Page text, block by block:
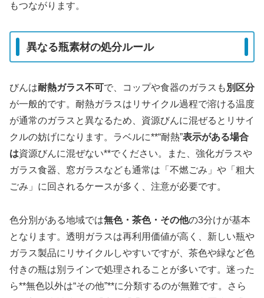
もつながります。
異なる瓶素材の処分ルール
びんは耐熱ガラス不可で、コップや食器のガラスも 別区分
が一般的です。耐熱ガラスはリサイクル過程で溶ける温度
が通常のガラスと異なるため、資源びんに混ぜるとリサイ
クルの妨げになります。ラベルに**“耐熱”表示がある場合
は資源びんに混ぜない**でください。また、強化ガラスや
ガラス食器、窓ガラスなども通常は「不燃ごみ」や「粗大
ごみ」に回されるケースが多く、注意が必要です。
色分別がある地域では無色・茶色・その他の3分けが基本
となります。透明ガラスは再利用価値が高く、新しい瓶や
ガラス製品にリサイクルしやすいですが、茶色や緑など色
付きの瓶は別ラインで処理されることが多いです。迷った
ら**無色以外は“その他”**に分類するのが無難です。さら